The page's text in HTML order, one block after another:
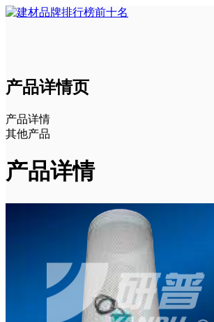
产品详情页
产品详情
其他产品
产品详情